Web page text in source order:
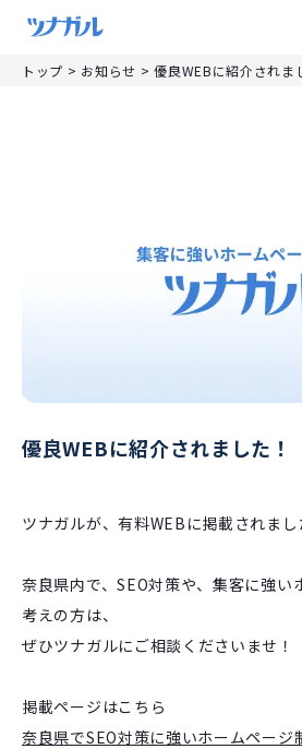
トップ > お知らせ >優良WEBに紹介されま
優良WEBに紹介されました！
ツナガルが、有料WEBに掲載されまし
奈良県内で、SEO対策や、集客に強い
考えの方は、
ぜひツナガルにご相談くださいませ！
掲載ページはこちら
奈良県でSEO対策に強いホームページ